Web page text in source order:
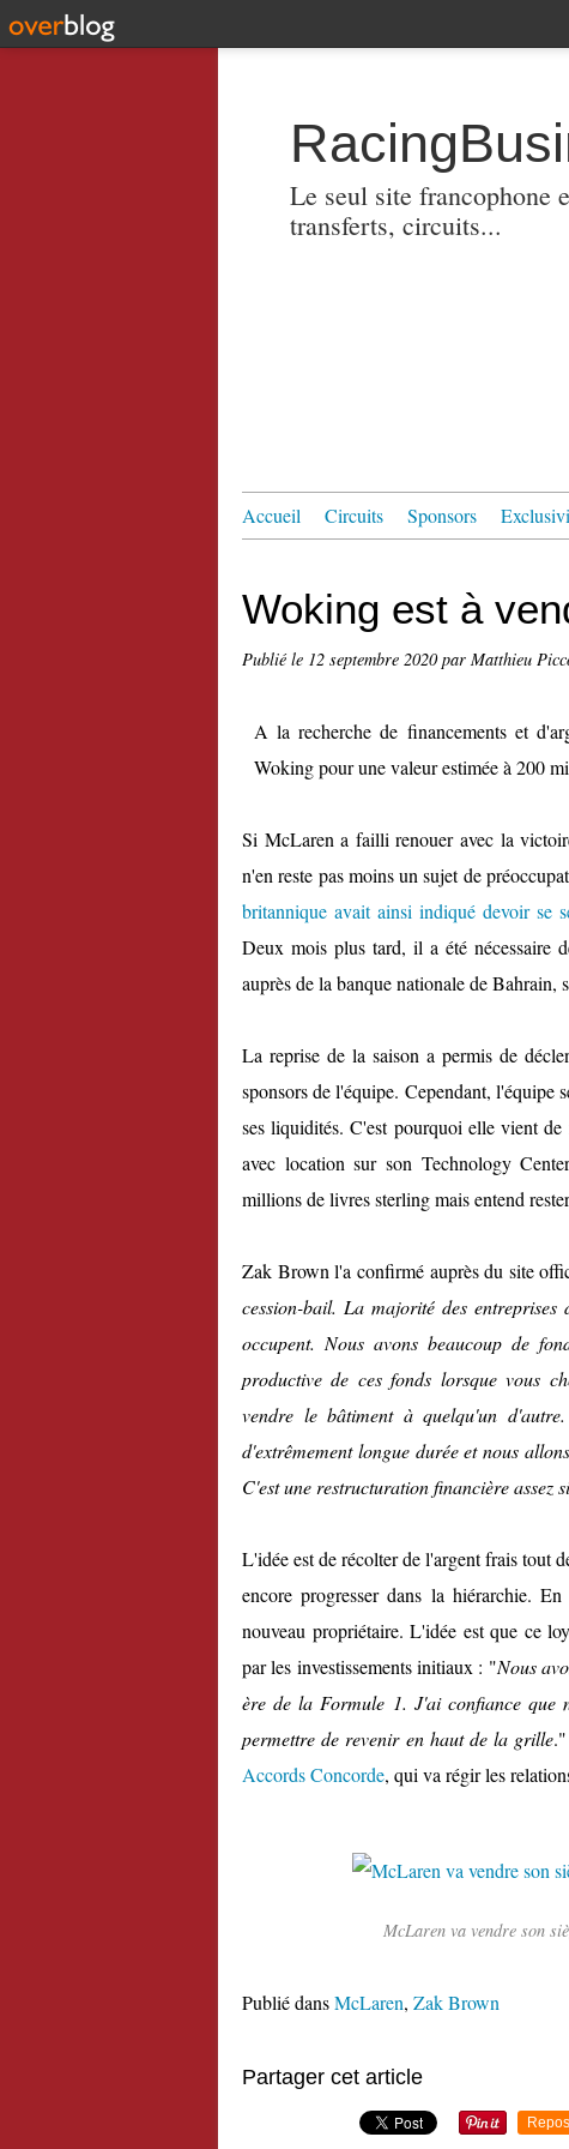
Le seul site francophone
transferts, circuits...
Accueil Circuits Sponsors
Woking est à
Publié le 12 septembre 2020par Matthieu
A la recherche de financements et
Woking pour une valeur estimée à 200
Si McLaren a failli renouer avec la
n'en reste pas moins un sujet de
britannique avait ainsi indiqué devoir se
Deux mois plus tard, il a été nécessaire
auprès de la banque nationale de Bahrain,
La reprise de la saison a permis de
sponsors de l'équipe. Cependant, l'équipe
ses liquidités. C'est pourquoi elle vient de
avec location sur son Technology
millions de livres sterling mais entend
Zak Brown l'a confirmé auprès du site
cession-bail. La majorité des
occupent. Nous avons beaucoup de
productive de ces fonds lorsque vous
vendre le bâtiment à quelqu'un
d'extrêmement longue durée et nous
C'est une restructuration financière assez
L'idée est de récolter de l'argent frais tout
encore progresser dans la hiérarchie.
nouveau propriétaire. L'idée est que ce
par les investissements initiaux : "Nous
ère de la Formule 1. J'ai confiance que
permettre de revenir en haut de la grille
Accords Concorde, qui va régir les
McLaren va vendre son
Publié dansMcLaren, Zak Brown
Partager cet article